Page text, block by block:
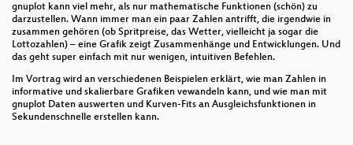
gnuplot kann viel mehr, als nur mathematische Funktionen (schön) zu
darzustellen. Wann immer man ein paar Zahlen antrifft, die irgendwie in
zusammen gehören (ob Spritpreise, das Wetter, vielleicht ja sogar die
Lottozahlen) – eine Grafik zeigt Zusammenhänge und Entwicklungen. Und
das geht super einfach mit nur wenigen, intuitiven Befehlen.
Im Vortrag wird an verschiedenen Beispielen erklärt, wie man Zahlen in
informative und skalierbare Grafiken vewandeln kann, und wie man mit
gnuplot Daten auswerten und Kurven-Fits an Ausgleichsfunktionen in
Sekundenschnelle erstellen kann.